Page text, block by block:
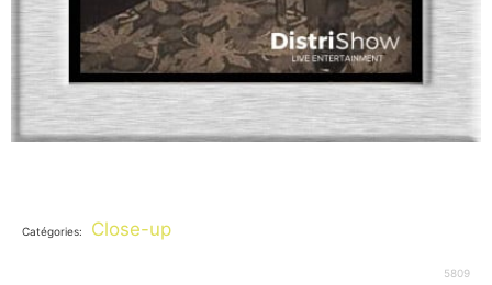
Catégories: Close-up
5809